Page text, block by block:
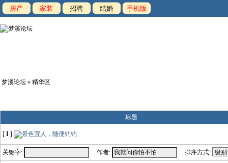
房产 家装 招聘 结婚 手机版
梦溪论坛 » 精华区
标题
[ I ] 景色宜人，随便钓钓
关键字: 作者: 排序方式: